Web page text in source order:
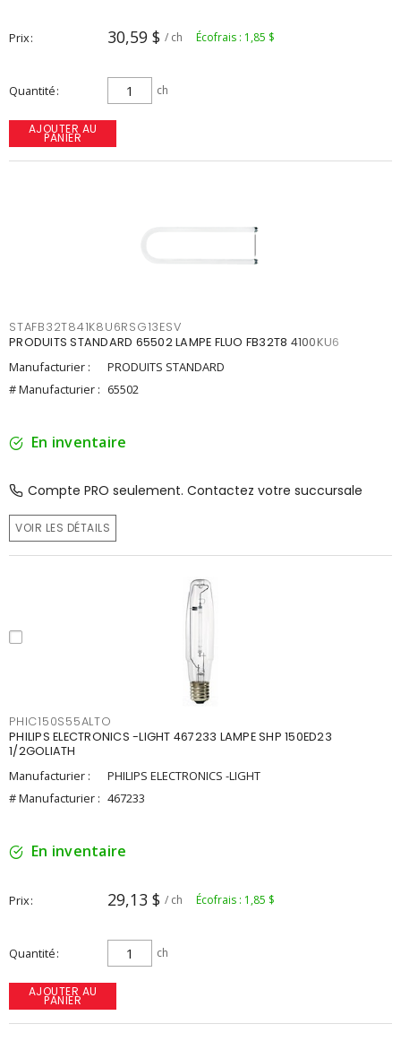
Prix 30,59 $ / ch Écofrais : 1,85 $
Quantité ch
AJOUTER AU
PANIER
STAFB32T841K8U6RSG13ESV
PRODUITS STANDARD 65502 LAMPE FLUO FB32T8 4100KU6
Manufacturier :
PRODUITS STANDARD
# Manufacturier : 65502
En inventaire
Compte PRO seulement. Contactez votre succursale
VOIR LES DÉTAILS
PHIC150S55ALTO
PHILIPS ELECTRONICS -LIGHT 467233 LAMPE SHP 150ED23
1/2GOLIATH
Manufacturier :
PHILIPS ELECTRONICS -LIGHT
# Manufacturier : 467233
En inventaire
Prix 29,13 $ / ch Écofrais : 1,85 $
Quantité ch
AJOUTER AU
PANIER